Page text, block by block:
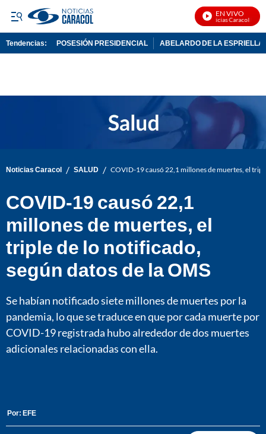
EN VIVO
Noticias Caracol En
Tendencias: POSESIÓN PRESIDENCIAL ABELARDO DE LA ESPRIELLA
Noticias Caracol / SALUD / COVID-19 causó 22,1 millones de muertes, el
COVID-19 causó 22,1
millones de muertes, el
triple de lo notificado,
según datos de la OMS
Se habían notificado siete millones de muertes por la
pandemia, lo que se traduce en que por cada muerte por
COVID-19 registrada hubo alrededor de dos muertes
adicionales relacionadas con ella.
Por: EFE